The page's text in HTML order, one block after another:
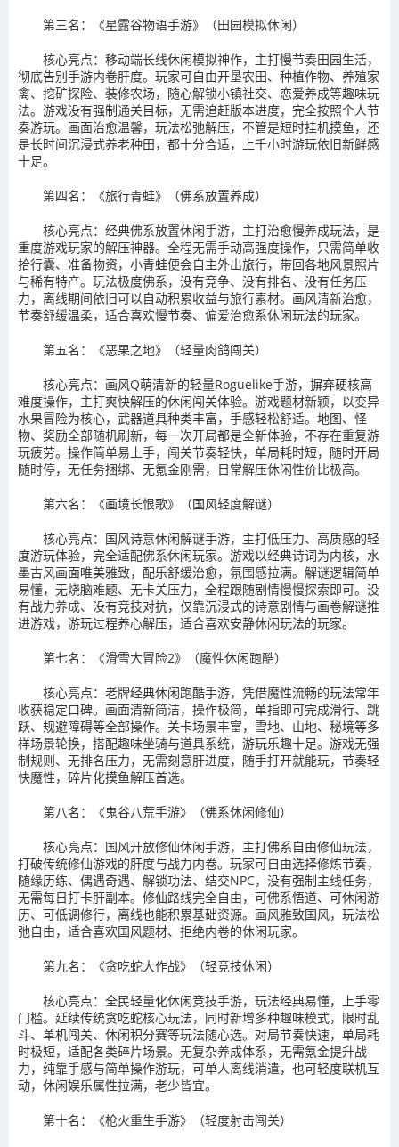
第三名：《星露谷物语手游》（田园模拟休闲）
核心亮点：移动端长线休闲模拟神作，主打慢节奏田园生活，
彻底告别手游内卷肝度。玩家可自由开垦农田、种植作物、养殖家
禽、挖矿探险、装修农场，随心解锁小镇社交、恋爱养成等趣味玩
法。游戏没有强制通关目标，无需追赶版本进度，完全按照个人节
奏游玩。画面治愈温馨，玩法松弛解压，不管是短时挂机摸鱼，还
是长时间沉浸式养老种田，都十分合适，上千小时游玩依旧新鲜感
十足。
第四名：《旅行青蛙》（佛系放置养成）
核心亮点：经典佛系放置休闲手游，主打治愈慢养成玩法，是
重度游戏玩家的解压神器。全程无需手动高强度操作，只需简单收
拾行囊、准备物资，小青蛙便会自主外出旅行，带回各地风景照片
与稀有特产。玩法极度佛系，没有竞争、没有排名、没有任务压
力，离线期间依旧可以自动积累收益与旅行素材。画风清新治愈，
节奏舒缓温柔，适合喜欢慢节奏、偏爱治愈系休闲玩法的玩家。
第五名：《恶果之地》（轻量肉鸽闯关）
核心亮点：画风Q萌清新的轻量Roguelike手游，摒弃硬核高
难度操作，主打爽快解压的休闲闯关体验。游戏题材新颖，以变异
水果冒险为核心，武器道具种类丰富，手感轻松舒适。地图、怪
物、奖励全部随机刷新，每一次开局都是全新体验，不存在重复游
玩疲劳。操作简单易上手，闯关节奏轻快，单局耗时短，随时开局
随时停，无任务捆绑、无氪金刚需，日常解压休闲性价比极高。
第六名：《画境长恨歌》（国风轻度解谜）
核心亮点：国风诗意休闲解谜手游，主打低压力、高质感的轻
度游玩体验，完全适配佛系休闲玩家。游戏以经典诗词为内核，水
墨古风画面唯美雅致，配乐舒缓治愈，氛围感拉满。解谜逻辑简单
易懂，无烧脑难题、无卡关压力，全程跟随剧情慢慢探索即可。没
有战力养成、没有竞技对抗，仅靠沉浸式的诗意剧情与画卷解谜推
进游戏，游玩过程养心解压，适合喜欢安静休闲玩法的玩家。
第七名：《滑雪大冒险2》（魔性休闲跑酷）
核心亮点：老牌经典休闲跑酷手游，凭借魔性流畅的玩法常年
收获稳定口碑。画面清新简洁，操作极简，单指即可完成滑行、跳
跃、规避障碍等全部操作。关卡场景丰富，雪地、山地、秘境等多
样场景轮换，搭配趣味坐骑与道具系统，游玩乐趣十足。游戏无强
制规则、无排名压力，无需刻意肝进度，随手打开就能玩，节奏轻
快魔性，碎片化摸鱼解压首选。
第八名：《鬼谷八荒手游》（佛系休闲修仙）
核心亮点：国风开放修仙休闲手游，主打佛系自由修仙玩法，
打破传统修仙游戏的肝度与战力内卷。玩家可自由选择修炼节奏，
随缘历练、偶遇奇遇、解锁功法、结交NPC，没有强制主线任务，
无需每日打卡肝副本。修仙路线完全自由，可佛系悟道、可休闲游
历、可低调修行，离线也能积累基础资源。画风雅致国风，玩法松
弛自由，适合喜欢国风题材、拒绝内卷的休闲玩家。
第九名：《贪吃蛇大作战》（轻竞技休闲）
核心亮点：全民轻量化休闲竞技手游，玩法经典易懂，上手零
门槛。延续传统贪吃蛇核心玩法，同时新增多种趣味模式，限时乱
斗、单机闯关、休闲积分赛等玩法随心选。对局节奏快速，单局耗
时极短，适配各类碎片场景。无复杂养成体系，无需氪金提升战
力，纯靠手感与简单操作游玩，可单人离线消遣，也可轻度联机互
动，休闲娱乐属性拉满，老少皆宜。
第十名：《枪火重生手游》（轻度射击闯关）